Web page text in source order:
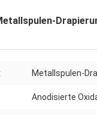
Metallspulen-
Anodisierte